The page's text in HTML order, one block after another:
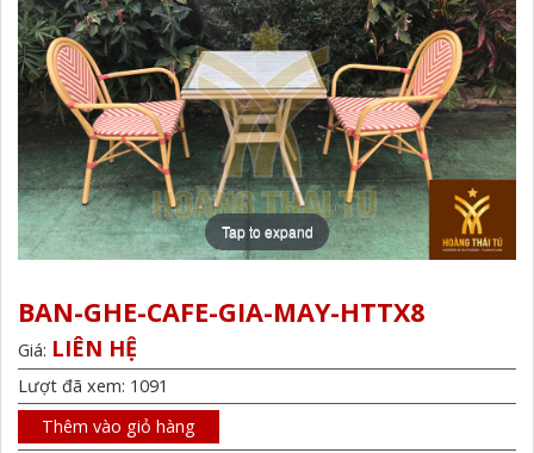
Tap to expand
BAN-GHE-CAFE-GIA-MAY-HTTX8
Giá: LIÊN HỆ
Lượt đã xem: 1091
Thêm vào giỏ hàng